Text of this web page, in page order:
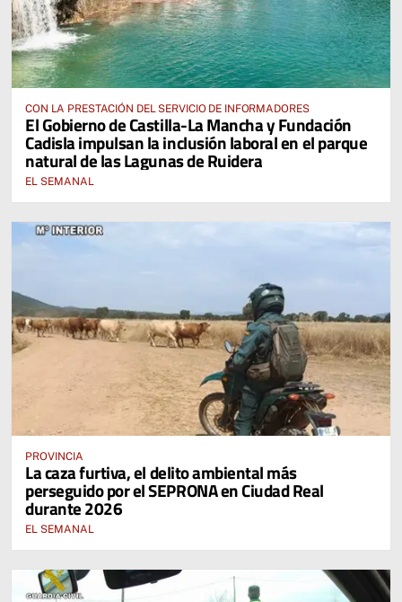
CON LA PRESTACIÓN DEL SERVICIO DE INFORMADORES
El Gobierno de Castilla-La Mancha y Fundación
Cadisla impulsan la inclusión laboral en el parque
natural de las Lagunas de Ruidera
EL SEMANAL
PROVINCIA
La caza furtiva, el delito ambiental más
perseguido por el SEPRONA en Ciudad Real
durante 2026
EL SEMANAL